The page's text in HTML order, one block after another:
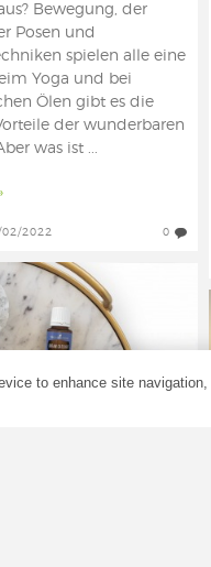
Bewegung, der
Posen und
spielen alle eine
Yoga und bei
Ölen gibt es die
der wunderbaren
was ist ...
02/2022 0
to enhance site